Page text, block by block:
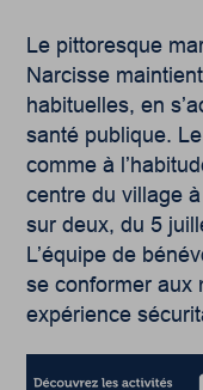
Le pittoresque
Narcisse
habituelles, en
santé publique.
comme à
centre du village
sur deux, du 5
L’équipe de
se conformer aux
expérience